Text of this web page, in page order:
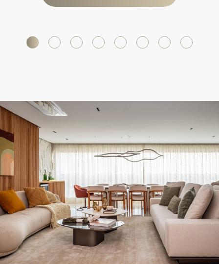
INTERIORES SOFISTICADOS NO PARQUE
GLOBAL: MARCENARIA E DECORAÇÃO
AUTORAL
Apartamentos,Decoração Residencial